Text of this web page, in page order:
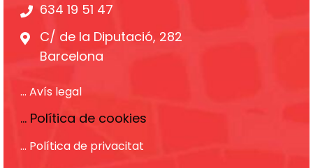
634 19 51 47
C/ de la Diputació, 282
Barcelona
... Avís legal
... Política de cookies
... Política de privacitat